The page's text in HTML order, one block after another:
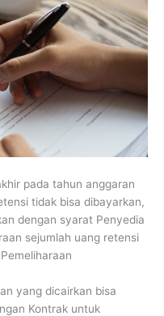
pada tahun anggaran
tidak bisa dibayarkan,
dengan syarat Penyedia
sejumlah uang retensi
yang dicairkan bisa
Kontrak untuk